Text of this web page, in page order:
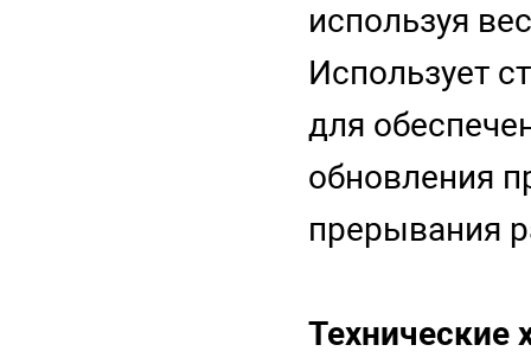
используя
Использует
для
обновления
прерывания
Технические